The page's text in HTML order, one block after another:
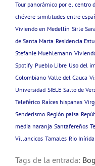
Tour panorámico por el centro
chévere similitudes entre
Viviendo en Medellín Sirle
de Santa Marta Residencia
Stefanie Muehlemann
Spotify Pueblo Libre Uso del
Colombiano Valle del Cauca
Universidad SIELE Salto de
Teleférico Raíces hispanas
Senderismo Región paisa
media naranja Santafereños
Villancicos Tamales Rio Inírida
Tags de la entrada: